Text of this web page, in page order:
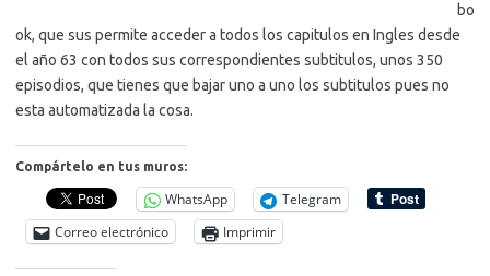
bo
ok, que sus permite acceder a todos los capitulos en Ingles desde
el año 63 con todos sus correspondientes subtitulos, unos 350
episodios, que tienes que bajar uno a uno los subtitulos pues no
esta automatizada la cosa.
Compártelo en tus muros:
WhatsApp
Telegram
Correo electrónico
Imprimir